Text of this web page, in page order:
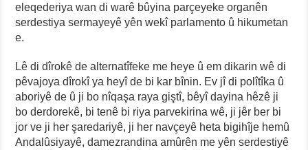
eleqederiya wan di warê bûyina parçeyeke organên
serdestiya sermayeyê yên wekî parlamento û hikumetan
e.
Lê di dîrokê de alternatîfeke me heye û em dikarin wê di
pêvajoya dîrokî ya heyî de bi kar bînin. Ev jî di polîtîka û
aboriyê de û ji bo nîqaşa raya giştî, bêyî dayina hêzê ji
bo derdorekê, bi tenê bi riya parvekirina wê, ji jêr ber bi
jor ve ji her şaredariyê, ji her navçeyê heta bigihîje hemû
Andalûsiyayê, damezrandina amûrên me yên serdestiyê